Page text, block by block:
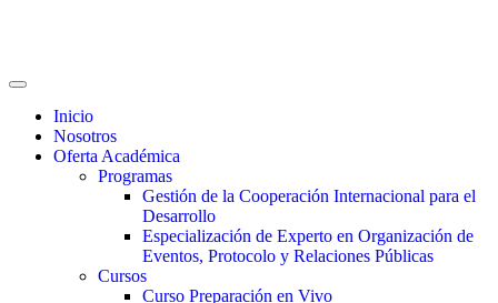
Inicio
Nosotros
Oferta Académica
Programas
Gestión de la Cooperación Internacional para el
Desarrollo
Especialización de Experto en Organización de
Eventos, Protocolo y Relaciones Públicas
Cursos
Curso Preparación en Vivo